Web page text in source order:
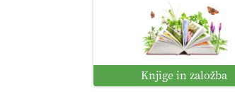
Knjige in založba